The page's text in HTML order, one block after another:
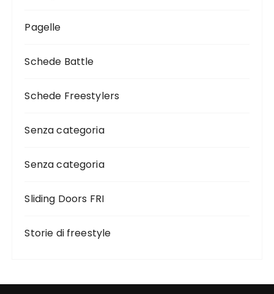
Pagelle
Schede Battle
Schede Freestylers
Senza categoria
Senza categoria
Sliding Doors FRI
Storie di freestyle